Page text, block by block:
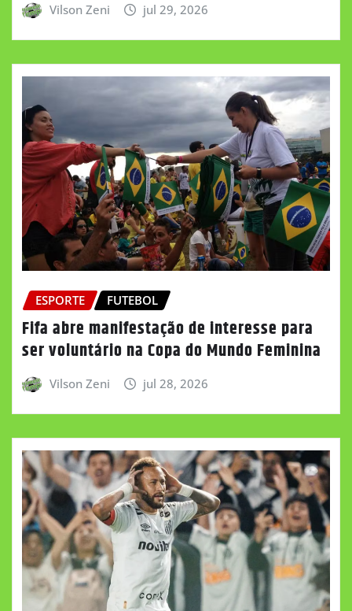
Vilson Zeni jul 29, 2026
ESPORTE FUTEBOL
Fifa abre manifestação de interesse para
ser voluntário na Copa do Mundo Feminina
Vilson Zeni jul 28, 2026